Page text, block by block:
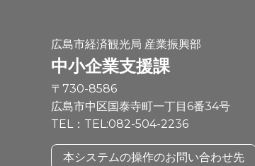
広島市経済観光局 産業振興部
中小企業支援課
〒730-8586
広島市中区国泰寺町一丁目6番34号
TEL：TEL:082-504-2236
本システムの操作のお問い合わせ先